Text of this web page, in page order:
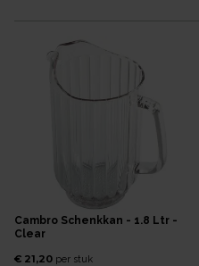
Cambro Schenkkan - 1.8 Ltr -
Clear
€ 21,20 per stuk